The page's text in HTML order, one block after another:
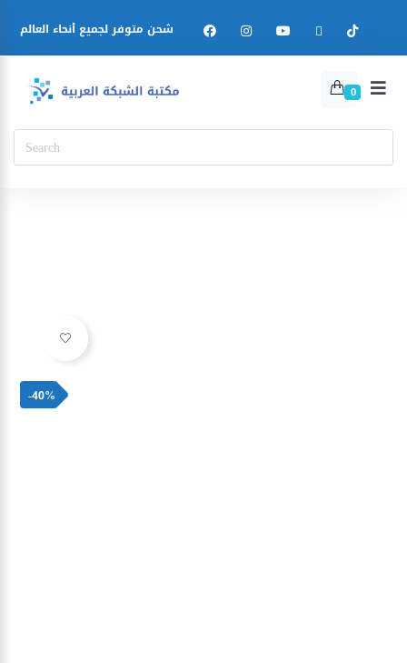
شحن متوفر لجميع أنحاء العالم
0
Ajouter à la liste d’envies
-40%